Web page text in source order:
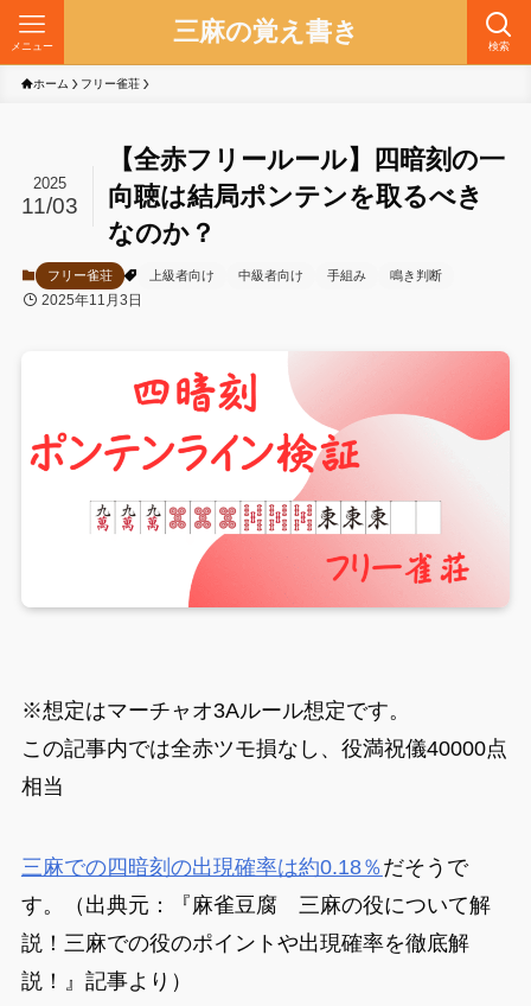
三麻の覚え書き 検索
メニュー
ホーム フリー雀荘
【全赤フリールール】四暗刻の一
向聴は結局ポンテンを取るべき
なのか？
2025
11/03
フリー雀荘 上級者向け 中級者向け 手組み 鳴き判断
2025年11月3日
※想定はマーチャオ3Aルール想定です。
この記事内では全赤ツモ損なし、役満祝儀40000点
相当
三麻での四暗刻の出現確率は約0.18％ だそうで
す。（出典元：『麻雀豆腐 三麻の役について解
説！三麻での役のポイントや出現確率を徹底解
説！』記事より）